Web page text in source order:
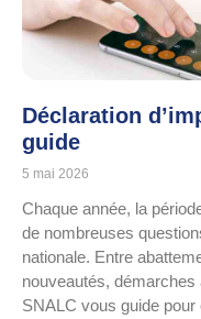
Déclaration
guide
5 mai 2026
Chaque année, la
de nombreuses
nationale. Entre
nouveautés,
SNALC vous guide